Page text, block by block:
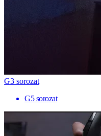
G3 sorozat
G5 sorozat